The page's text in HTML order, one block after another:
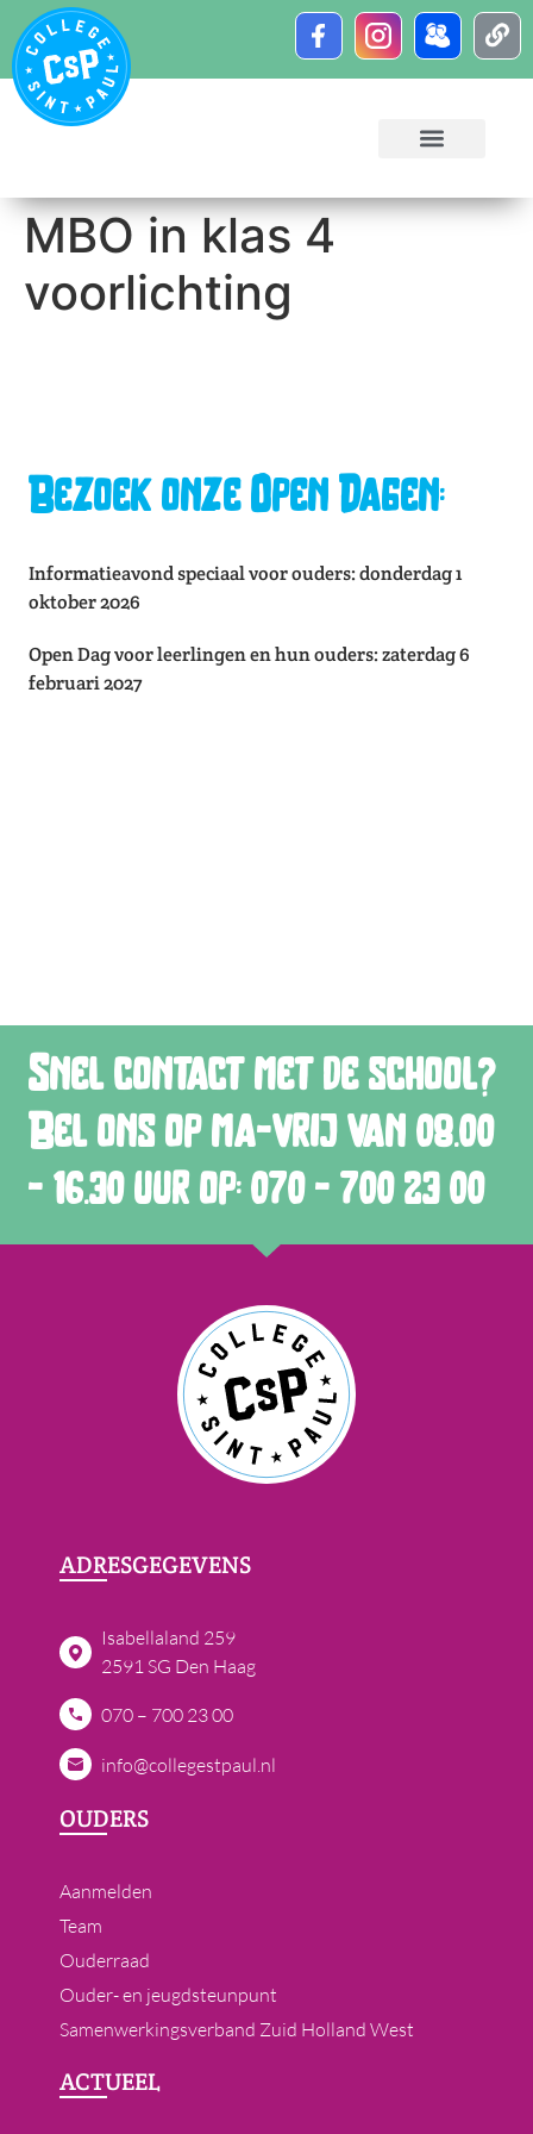
MBO in klas 4
voorlichting
Bezoek onze Open Dagen:
Informatieavond speciaal voor ouders: donderdag 1
oktober 2026
Open Dag voor leerlingen en hun ouders: zaterdag 6
februari 2027
Snel contact met de school?
Bel ons op ma-vrij van 08.00
- 16.30 uur op: 070 - 700 23 00
ADRESGEGEVENS
Isabellaland 259
2591 SG Den Haag
070 – 700 23 00
info@collegestpaul.nl
OUDERS
Aanmelden
Team
Ouderraad
Ouder- en jeugdsteunpunt
Samenwerkingsverband Zuid Holland West
ACTUEEL